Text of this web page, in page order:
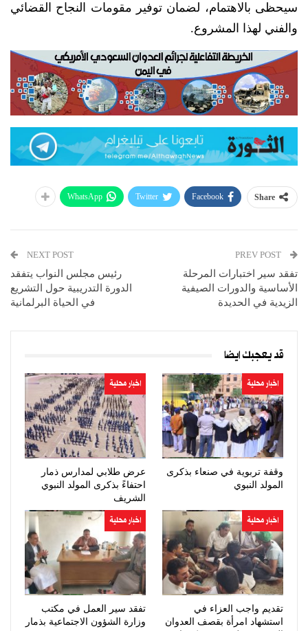
سيحظى بالاهتمام، لضمان توفير مقومات النجاح القضائي
والفني لهذا المشروع.
Share
Facebook
Twitter
WhatsApp
تفقد سير اختبارات المرحلة
الأساسية والدورات الصيفية
الزيدية في الحديدة
NEXT POST
رئيس مجلس النواب يتفقد
الدورة التدريبية حول التشريع
في الحياة البرلمانية
قد يعجبك ايضا
اخبار محلية
وقفة تربوية في صنعاء بذكرى
المولد النبوي
اخبار محلية
عرض طلابي لمدارس ذمار
احتفاءً بذكرى المولد النبوي
الشريف
اخبار محلية
تقديم واجب العزاء في
استشهاد امرأة بقصف العدوان
اخبار محلية
تفقد سير العمل في مكتب
وزارة الشؤون الاجتماعية بذمار